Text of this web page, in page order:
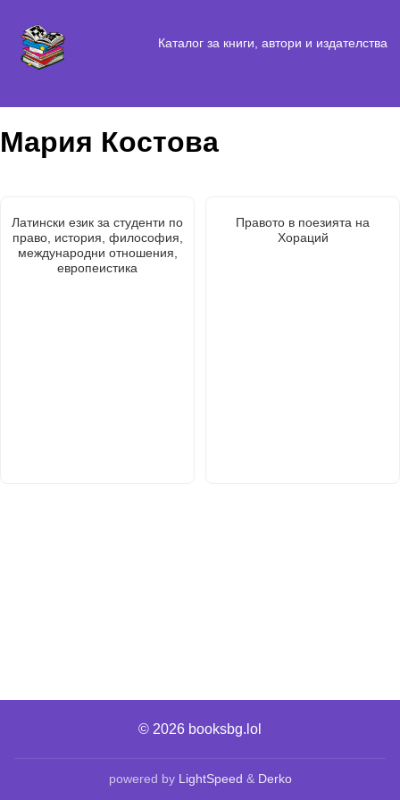
Каталог за книги, автори и издателства
Мария Костова
Латински език за студенти по
право, история, философия,
международни отношения,
европеистика
Правото в поезията на
Хораций
© 2026 booksbg.lol
powered by LightSpeed & Derko